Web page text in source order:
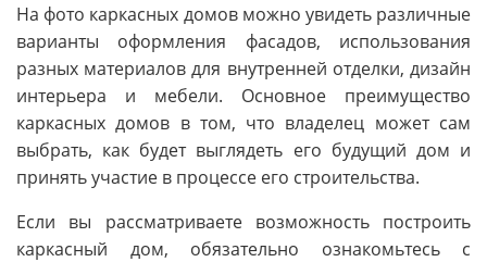
На фото каркасных домов можно увидеть различные
варианты оформления фасадов, использования
разных материалов для внутренней отделки, дизайн
интерьера и мебели. Основное преимущество
каркасных домов в том, что владелец может сам
выбрать, как будет выглядеть его будущий дом и
принять участие в процессе его строительства.
Если вы рассматриваете возможность построить
каркасный дом, обязательно ознакомьтесь с